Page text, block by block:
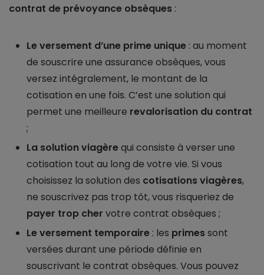
contrat de prévoyance obsèques :
Le versement d’une prime unique : au moment
de souscrire une assurance obsèques, vous
versez intégralement, le montant de la
cotisation en une fois. C’est une solution qui
permet une meilleure revalorisation du contrat
;
La solution viagèrequi consiste à verser une
cotisation tout au long de votre vie. Si vous
choisissez la solution des cotisations viagères,
ne souscrivez pas trop tôt, vous risqueriez de
payer trop cher votre contrat obsèques ;
Le versement temporaire : les primessont
versées durant une période définie en
souscrivant le contrat obsèques. Vous pouvez